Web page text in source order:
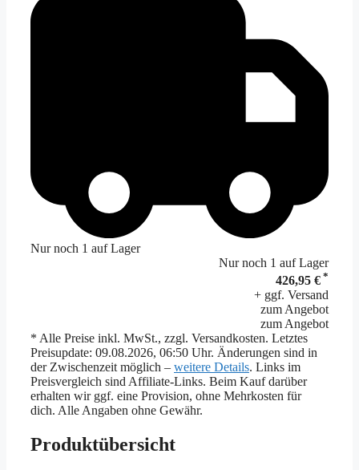
Nur noch 1 auf Lager
Nur noch 1 auf Lager
426,95 € *
+ ggf. Versand
zum Angebot
zum Angebot
* Alle Preise inkl. MwSt., zzgl. Versandkosten. Letztes
Preisupdate: 09.08.2026, 06:50 Uhr. Änderungen sind in
der Zwischenzeit möglich – weitere Details. Links im
Preisvergleich sind Affiliate-Links. Beim Kauf darüber
erhalten wir ggf. eine Provision, ohne Mehrkosten für
dich. Alle Angaben ohne Gewähr.
Produktübersicht